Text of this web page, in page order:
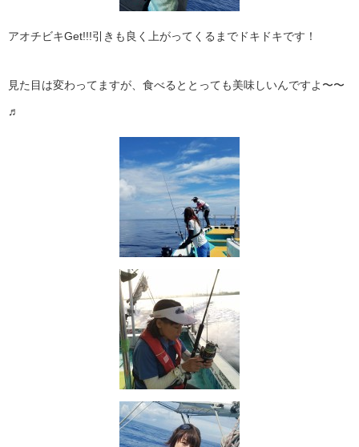
アオチビキGet!!!引きも良く上がってくるまでドキドキです！
見た目は変わってますが、食べるととっても美味しいんですよ〜〜
♬